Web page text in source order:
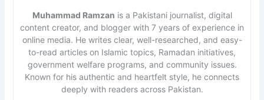
Muhammad Ramzan is a Pakistani journalist, digital
content creator, and blogger with 7 years of experience in
online media. He writes clear, well-researched, and easy-
to-read articles on Islamic topics, Ramadan initiatives,
government welfare programs, and community issues.
Known for his authentic and heartfelt style, he connects
deeply with readers across Pakistan.